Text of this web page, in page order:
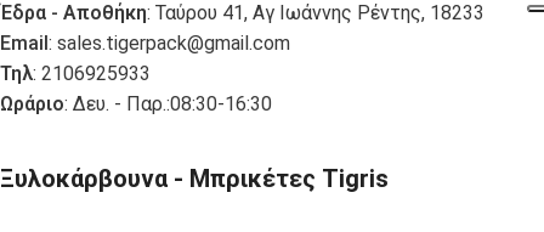
Έδρα - Αποθήκη: Ταύρου 41, Αγ Ιωάννης Ρέντης, 18233
Email : sales.tigerpack@gmail.com
Τηλ: 2106925933
Ωράριο: Δευ. - Παρ.:08:30-16:30
Ξυλοκάρβουνα - Μπρικέτες Tigris